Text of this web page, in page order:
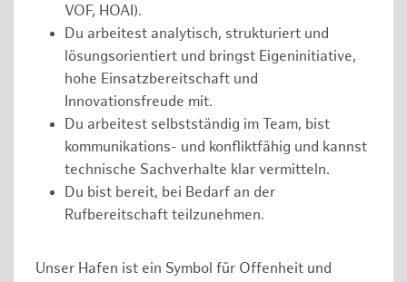
VOF, HOAI).
Du arbeitest analytisch, strukturiert und
lösungsorientiert und bringst Eigeninitiative,
hohe Einsatzbereitschaft und
Innovationsfreude mit.
Du arbeitest selbstständig im Team, bist
kommunikations- und konfliktfähig und kannst
technische Sachverhalte klar vermitteln.
Du bist bereit, bei Bedarf an der
Rufbereitschaft teilzunehmen.
Unser Hafen ist ein Symbol für Offenheit und